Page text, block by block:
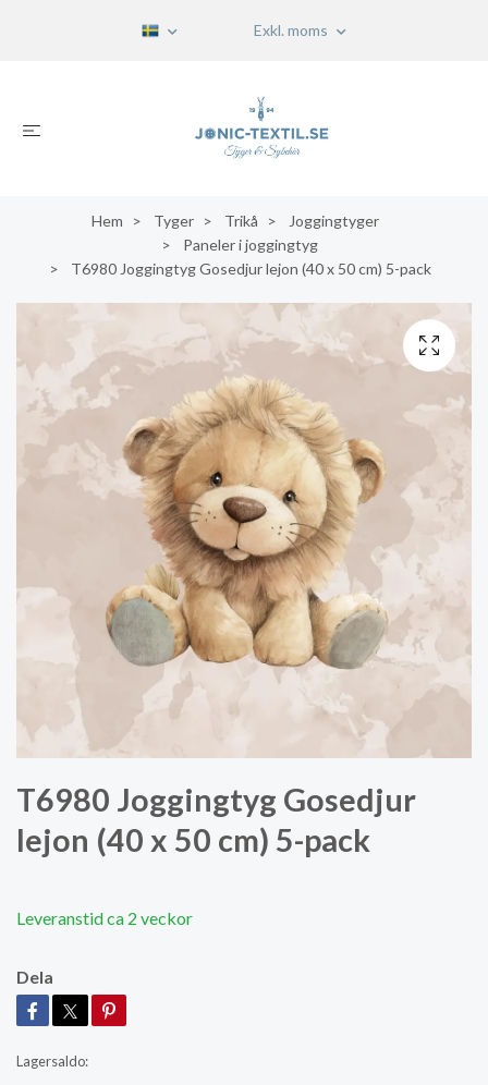
Exkl. moms
Hem Tyger Trikå
Joggingtyger
Paneler i joggingtyg
T6980 Joggingtyg Gosedjur lejon (40 x 50 cm) 5-pack
T6980 Joggingtyg Gosedjur
lejon (40 x 50 cm) 5-pack
Leveranstid ca 2 veckor
Dela
Lagersaldo: